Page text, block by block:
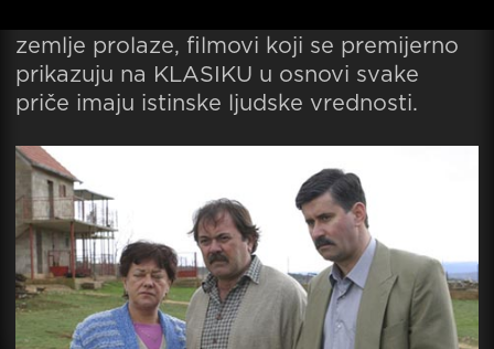
zemlje prolaze, filmovi koji se premijerno
prikazuju na KLASIKU u osnovi svake
priče imaju istinske ljudske vrednosti.